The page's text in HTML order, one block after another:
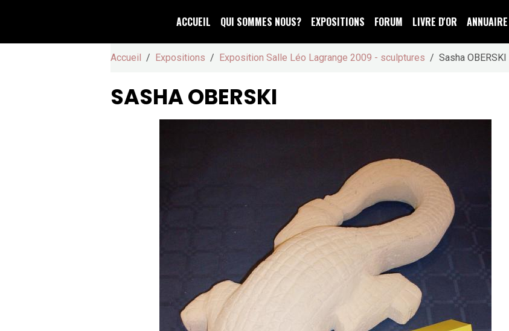
ACCUEIL QUI SOMMES NOUS? EXPOSITIONS FORUM LIVRE D'OR ANNUAIRE
Accueil Expositions Exposition Salle Léo Lagrange 2009 - sculptures Sasha OBERSKI
SASHA OBERSKI